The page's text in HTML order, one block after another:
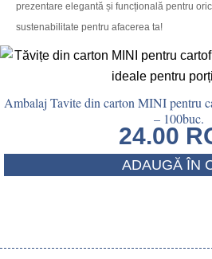
prezentare elegantă și funcțională pentru
sustenabilitate pentru afacerea ta!
Ambalaj Tavite din carton MINI pentru
– 100buc.
24.00
ADAUGĂ ÎN